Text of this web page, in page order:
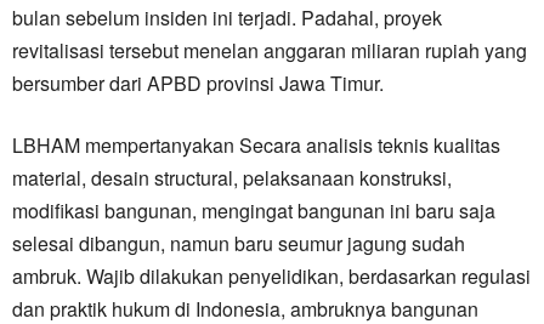
bulan sebelum insiden ini terjadi. Padahal, proyek
revitalisasi tersebut menelan anggaran miliaran rupiah yang
bersumber dari APBD provinsi Jawa Timur.
LBHAM mempertanyakan Secara analisis teknis kualitas
material, desain structural, pelaksanaan konstruksi,
modifikasi bangunan, mengingat bangunan ini baru saja
selesai dibangun, namun baru seumur jagung sudah
ambruk. Wajib dilakukan penyelidikan, berdasarkan regulasi
dan praktik hukum di Indonesia, ambruknya bangunan